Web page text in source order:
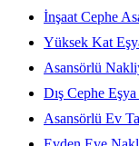
İnşaat Cephe
Yüksek Kat
Asansörlü
Dış Cephe
Asansörlü Ev